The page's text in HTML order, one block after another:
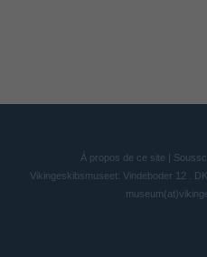
Á propos de ce site
Vikingeskibsmuseet: Vindeboder 12 .